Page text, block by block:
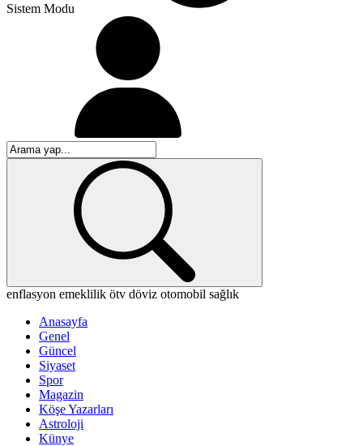
Sistem Modu
enflasyon emeklilik ötv döviz otomobil sağlık
Anasayfa
Genel
Güncel
Siyaset
Spor
Magazin
Köşe Yazarları
Astroloji
Künye